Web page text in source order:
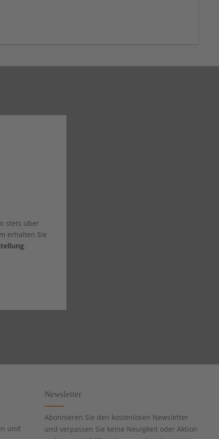
stets über
erhalten Sie
.
und
Newsletter
Abonnieren Sie den kostenlosen Newsletter
und verpassen Sie keine Neuigkeit oder Aktion